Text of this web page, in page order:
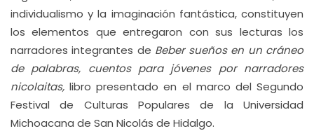
individualismo y la imaginación fantástica, constituyen
los elementos que entregaron con sus lecturas los
narradores integrantes de Beber sueños en un cráneo
de palabras, cuentos para jóvenes por narradores
nicolaitas, libro presentado en el marco del Segundo
Festival de Culturas Populares de la Universidad
Michoacana de San Nicolás de Hidalgo.